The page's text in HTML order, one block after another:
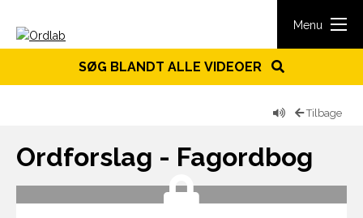
Menu
SØG BLANDT ALLE VIDEOER
Tilbage
Ordforslag - Fagordbog